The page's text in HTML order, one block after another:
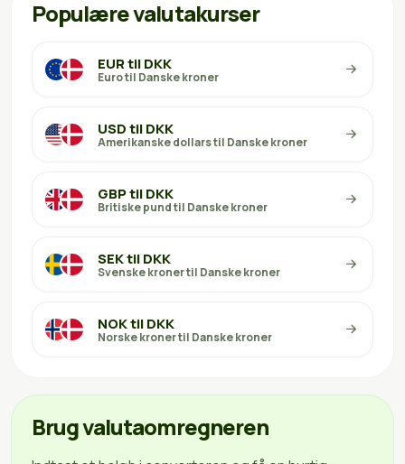
Populære valutakurser
EUR til DKK
Euro til Danske kroner
USD til DKK
Amerikanske dollars til Danske kroner
GBP til DKK
Britiske pund til Danske kroner
SEK til DKK
Svenske kroner til Danske kroner
NOK til DKK
Norske kroner til Danske kroner
Brug valutaomregneren